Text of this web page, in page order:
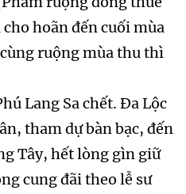
hoãn đến cuối mùa
ruộng mùa thu thì
Lang Sa chết. Đa Lộc
tham dự bàn bạc, đến
Tây, hết lòng gìn giữ
cung đãi theo lễ sư